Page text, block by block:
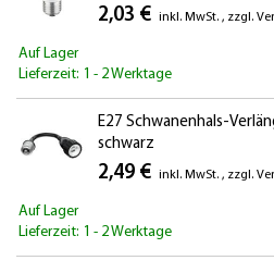
2,03 € inkl. MwSt. , zzgl.
Auf Lager
Lieferzeit: 1 - 2 Werktage
E27 Schwanenhals-
schwarz
2,49 € inkl. MwSt. , zzgl.
Auf Lager
Lieferzeit: 1 - 2 Werktage